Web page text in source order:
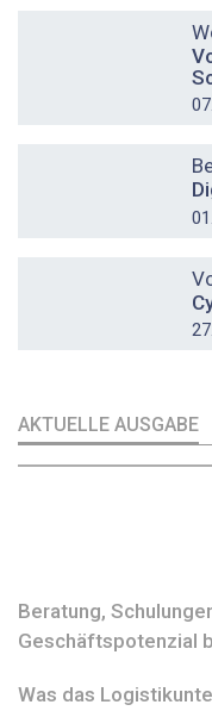
AKTUELLE AUSGABE
Beratung,
Geschäftspotenzial
Was das